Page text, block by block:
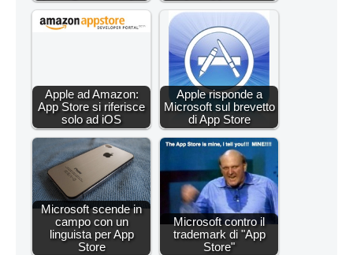
Apple ad Amazon:
App Store si riferisce
solo ad iOS
Apple risponde a
Microsoft sul brevetto
di App Store
Microsoft scende in
campo con un
linguista per App
Store
Microsoft contro il
trademark di "App
Store"